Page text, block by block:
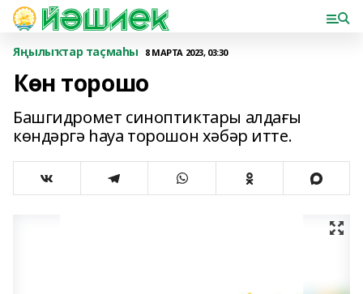
Яңылыҡтар таҫмаһы 8 МАРТА 2023, 03:30
Көн торошо
Башгидромет синоптиктары алдағы
көндәргә һауа торошон хәбәр итте.